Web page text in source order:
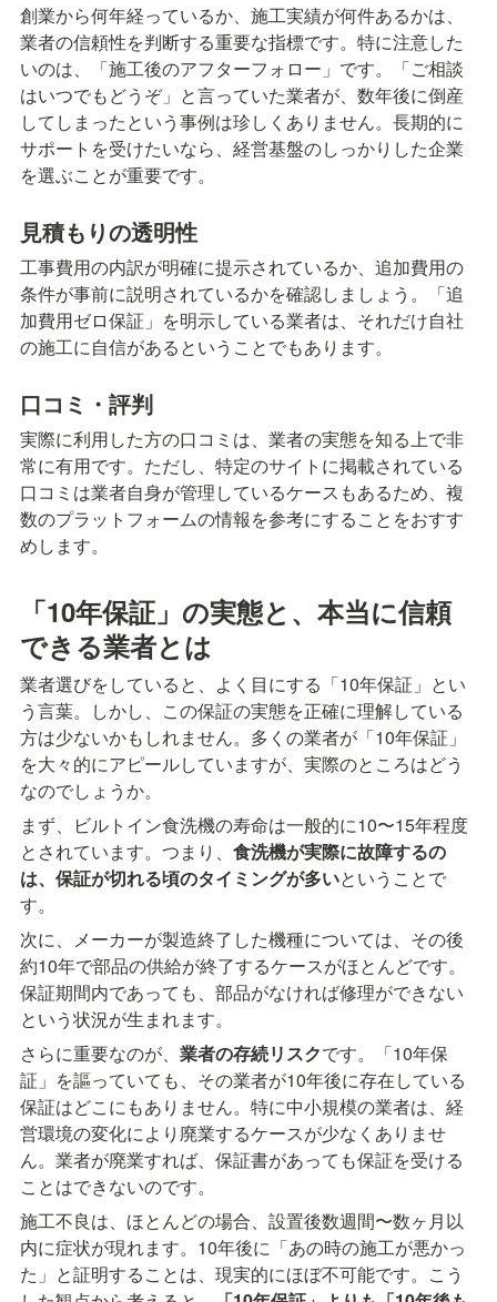
創業から何年経っているか、施工実績が何件あるかは、
業者の信頼性を判断する重要な指標です。特に注意した
いのは、「施工後のアフターフォロー」です。「ご相談
はいつでもどうぞ」と言っていた業者が、数年後に倒産
してしまったという事例は珍しくありません。長期的に
サポートを受けたいなら、経営基盤のしっかりした企業
を選ぶことが重要です。
見積もりの透明性
工事費用の内訳が明確に提示されているか、追加費用の
条件が事前に説明されているかを確認しましょう。「追
加費用ゼロ保証」を明示している業者は、それだけ自社
の施工に自信があるということでもあります。
口コミ・評判
実際に利用した方の口コミは、業者の実態を知る上で非
常に有用です。ただし、特定のサイトに掲載されている
口コミは業者自身が管理しているケースもあるため、複
数のプラットフォームの情報を参考にすることをおすす
めします。
「10年保証」の実態と、本当に信頼
できる業者とは
業者選びをしていると、よく目にする「10年保証」とい
う言葉。しかし、この保証の実態を正確に理解している
方は少ないかもしれません。多くの業者が「10年保証」
を大々的にアピールしていますが、実際のところはどう
なのでしょうか。
まず、ビルトイン食洗機の寿命は一般的に10〜15年程度
とされています。つまり、 食洗機が実際に故障するの
は、保証が切れる頃のタイミングが多いということで
す。
次に、メーカーが製造終了した機種については、その後
約10年で部品の供給が終了するケースがほとんどです。
保証期間内であっても、部品がなければ修理ができない
という状況が生まれます。
さらに重要なのが、 業者の存続リスクです。「10年保
証」を謳っていても、その業者が10年後に存在している
保証はどこにもありません。特に中小規模の業者は、経
営環境の変化により廃業するケースが少なくありませ
ん。業者が廃業すれば、保証書があっても保証を受ける
ことはできないのです。
施工不良は、ほとんどの場合、設置後数週間〜数ヶ月以
内に症状が現れます。10年後に「あの時の施工が悪かっ
た」と証明することは、現実的にほぼ不可能です。こう